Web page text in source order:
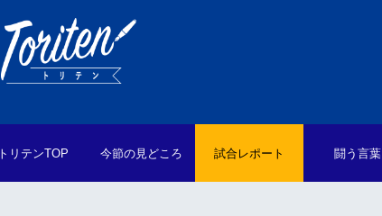
トリテンTOP 今節の見どころ 試合レポート 闘う言葉